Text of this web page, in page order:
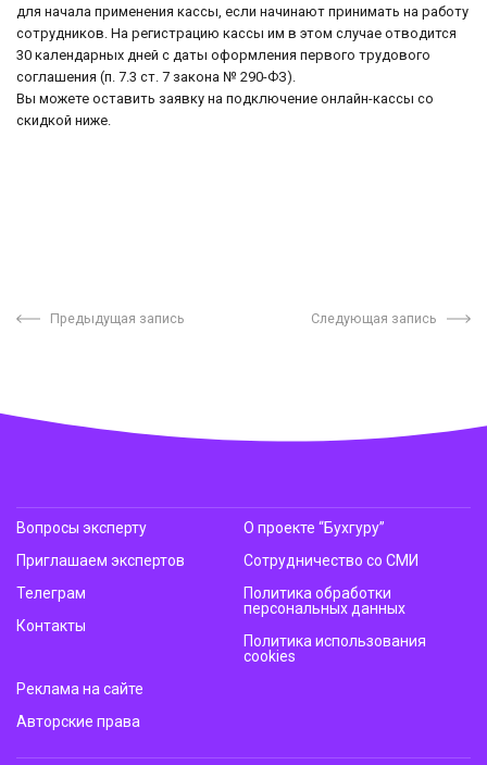
для начала применения кассы, если начинают принимать на работу
сотрудников. На регистрацию кассы им в этом случае отводится
30 календарных дней с даты оформления первого трудового
соглашения (п. 7.3 ст. 7 закона № 290-ФЗ).
Вы можете оставить заявку на подключение онлайн-кассы со
скидкой ниже.
Предыдущая запись Следующая запись
Вопросы эксперту
Приглашаем экспертов
Телеграм
Контакты
О проекте “Бухгуру”
Сотрудничество со СМИ
Политика обработки
персональных данных
Политика использования
cookies
Реклама на сайте
Авторские права